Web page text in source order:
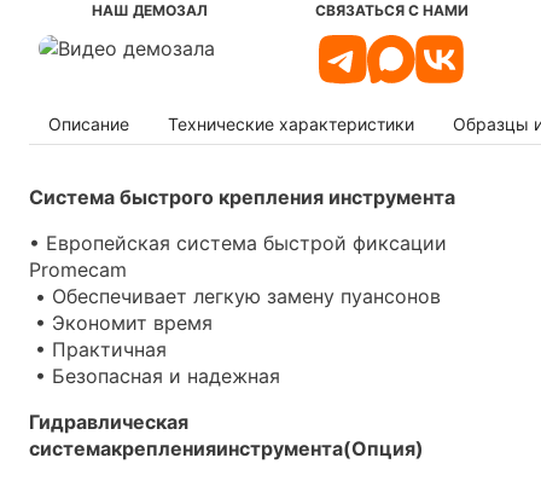
НАШ ДЕМОЗАЛ СВЯЗАТЬСЯ С НАМИ
Описание Технические характеристики Образцы
Система быстрого крепления инструмента
• Европейская система быстрой фиксации
Promecam
• Обеспечивает легкую замену пуансонов
• Экономит время
• Практичная
• Безопасная и надежная
Гидравлическая
системакрепленияинструмента(Опция)